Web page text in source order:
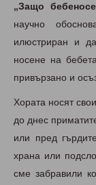
„Защо
научно
илюстриран и
носене на
привързано и
Хората носят
до днес
или пред
храна или
сме забравили